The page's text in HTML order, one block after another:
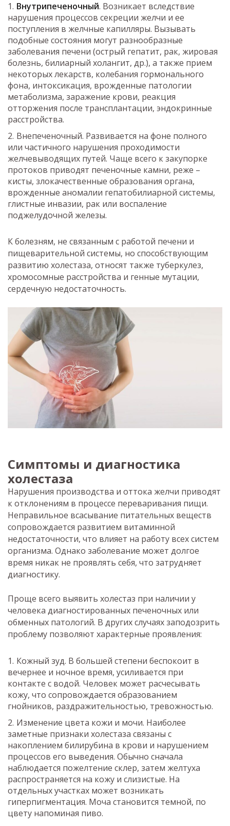
Внутрипеченочный. Возникает вследствие
нарушения процессов секреции желчи и ее
поступления в желчные капилляры. Вызывать
подобные состояния могут разнообразные
заболевания печени (острый гепатит, рак, жировая
болезнь, билиарный холангит, др.), а также прием
некоторых лекарств, колебания гормонального
фона, интоксикация, врожденные патологии
метаболизма, заражение крови, реакция
отторжения после трансплантации, эндокринные
расстройства.
Внепеченочный. Развивается на фоне полного
или частичного нарушения проходимости
желчевыводящих путей. Чаще всего к закупорке
протоков приводят печеночные камни, реже –
кисты, злокачественные образования органа,
врожденные аномалии гепатобилиарной системы,
глистные инвазии, рак или воспаление
поджелудочной железы.
К болезням, не связанным с работой печени и
пищеварительной системы, но способствующим
развитию холестаза, относят также туберкулез,
хромосомные расстройства и генные мутации,
сердечную недостаточность.
Симптомы и диагностика
холестаза
Нарушения производства и оттока желчи приводят
к отклонениям в процессе переваривания пищи.
Неправильное всасывание питательных веществ
сопровождается развитием витаминной
недостаточности, что влияет на работу всех систем
организма. Однако заболевание может долгое
время никак не проявлять себя, что затрудняет
диагностику.
Проще всего выявить холестаз при наличии у
человека диагностированных печеночных или
обменных патологий. В других случаях заподозрить
проблему позволяют характерные проявления:
Кожный зуд. В большей степени беспокоит в
вечернее и ночное время, усиливается при
контакте с водой. Человек может расчесывать
кожу, что сопровождается образованием
гнойников, раздражительностью, тревожностью.
Изменение цвета кожи и мочи. Наиболее
заметные признаки холестаза связаны с
накоплением билирубина в крови и нарушением
процессов его выведения. Обычно сначала
наблюдается пожелтение склер, затем желтуха
распространяется на кожу и слизистые. На
отдельных участках может возникать
гиперпигментация. Моча становится темной, по
цвету напоминая пиво.